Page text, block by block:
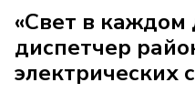
«Свет в каждом
диспетчер
электрических